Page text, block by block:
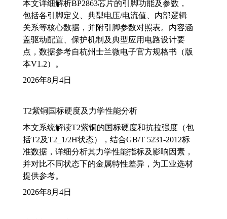
本文详细解析BP2863芯片的引脚功能及参数，
包括各引脚定义、典型电压/电流值、内部逻辑
关系等核心数据，并附引脚参数对照表。内容涵
盖驱动配置、保护机制及典型应用电路设计要
点，数据参考自杭州士兰微电子官方规格书（版
本V1.2）。
2026年8月4日
T2紫铜国标硬度及力学性能分析
本文系统解读T2紫铜的国标硬度和抗拉强度（包
括T2及T2_1/2H状态），结合GB/T 5231-2012标
准数据，详细分析其力学性能指标及影响因素，
并对比不同状态下的金属特性差异，为工业选材
提供参考。
2026年8月4日